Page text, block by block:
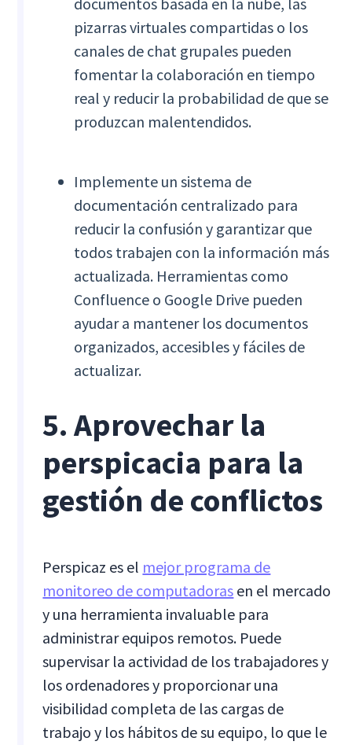
pizarras virtuales compartidas o los
canales de chat grupales pueden
fomentar la colaboración en tiempo
real y reducir la probabilidad de que se
produzcan malentendidos.
Implemente un sistema de
documentación centralizado para
reducir la confusión y garantizar que
todos trabajen con la información más
actualizada. Herramientas como
Confluence o Google Drive pueden
ayudar a mantener los documentos
organizados, accesibles y fáciles de
actualizar.
5. Aprovechar la
perspicacia para la
gestión de conflictos
Perspicaz es el mejor programa de
monitoreo de computadoras en el mercado
y una herramienta invaluable para
administrar equipos remotos. Puede
supervisar la actividad de los trabajadores y
los ordenadores y proporcionar una
visibilidad completa de las cargas de
trabajo y los hábitos de su equipo, lo que le